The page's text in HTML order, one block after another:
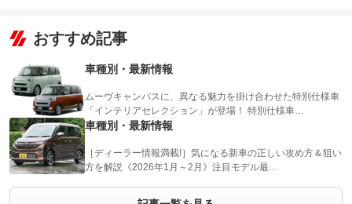
おすすめ記事
車種別・最新情報
ムーヴキャンバスに、異なる魅力を掛け合わせた特別仕様車
「インテリアセレクション」が登場！ 特別仕様車…
車種別・最新情報
［ディーラー情報満載!］気になる新車の正しい攻め方＆狙い
方を解説《2026年1月～2月》注目モデル最…